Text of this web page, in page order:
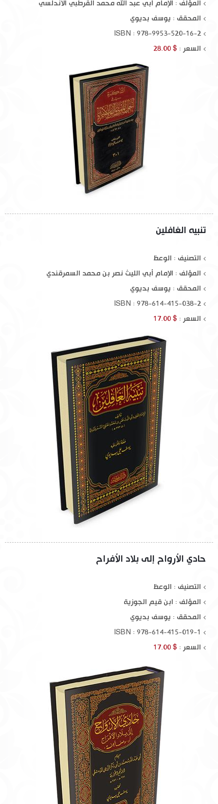
المؤلف : الإمام أبي عبد الله محمد القرطبي الأندلسي
المحقق : يوسف بديوي
ISBN : 978-9953-520-16-2
السعر : $ 28.00
تنبيه الغافلين
التصنيف : الوعظ
المؤلف : الإمام أبي الليث نصر بن محمد السمرقندي
المحقق : يوسف بديوي
ISBN : 978-614-415-038-2
السعر : $ 17.00
حادي الأرواح إلى بلاد الأفراح
التصنيف : الوعظ
المؤلف : ابن قيم الجوزية
المحقق : يوسف بديوي
ISBN : 978-614-415-019-1
السعر : $ 17.00